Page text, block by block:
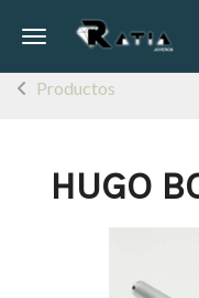
Toggle navigation
Productos
HUGO